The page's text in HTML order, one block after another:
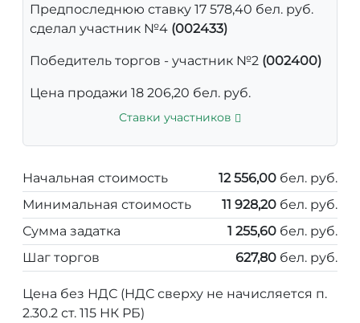
Предпоследнюю ставку 17 578,40 бел. руб.
сделал участник №4 (002433)
Победитель торгов - участник №2 (002400)
Цена продажи 18 206,20 бел. руб.
Ставки участников
Начальная стоимость 12 556,00 бел. руб.
Минимальная стоимость
11 928,20 бел. руб.
Сумма задатка
1 255,60 бел. руб.
Шаг торгов
627,80 бел. руб.
Цена без НДС (НДС сверху не начисляется п.
2.30.2 ст. 115 НК РБ)